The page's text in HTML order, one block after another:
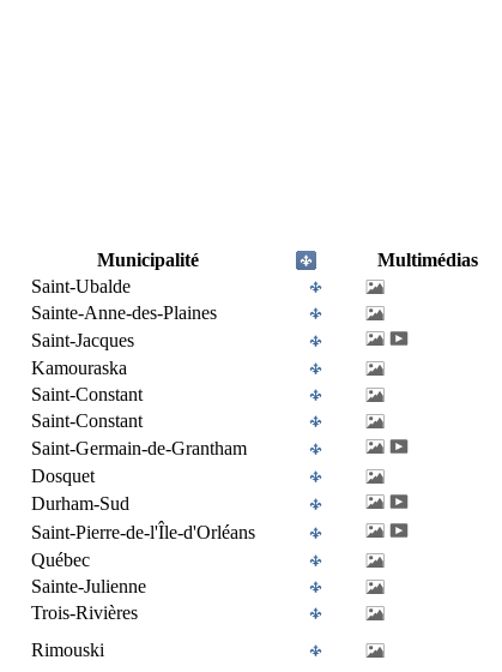
Municipalité
Multimédias
Saint-Ubalde
Sainte-Anne-des-Plaines
Saint-Jacques
Kamouraska
Saint-Constant
Saint-Constant
Saint-Germain-de-Grantham
Dosquet
Durham-Sud
Saint-Pierre-de-l'Île-d'Orléans
Québec
Sainte-Julienne
Trois-Rivières
Rimouski